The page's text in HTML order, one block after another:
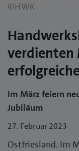
©HWK
verdienten
Im März feiern
Jubiläum
27. Februar 2023
Ostfriesland. Im